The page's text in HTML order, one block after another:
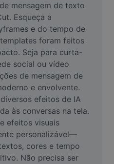
de vídeo
mensagem de texto
Esqueça a
e do tempo de
foram feitos
Seja para curta-
social ou vídeo
de mensagem de
e envolvente.
efeitos de IA
às conversas na tela.
efeitos visuais
personalizável—
cores e tempo
Não precisa ser